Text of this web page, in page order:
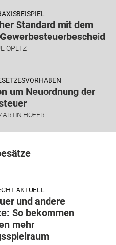
Standard mit dem
OPETZ
um Neuordnung der
HÖFER
AKTUELL
und andere
So bekommen
mehr